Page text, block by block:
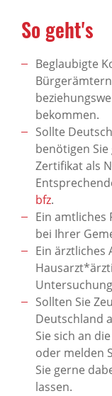
So geht's
Beglaubigte
bekommen.
Sollte
benötigen
Zertifikat als
bfz.
Ein amtliches
bei Ihrer
Ein
Sollten Sie
Deutschland
Sie sich an die
oder melden
Sie gerne
lassen.